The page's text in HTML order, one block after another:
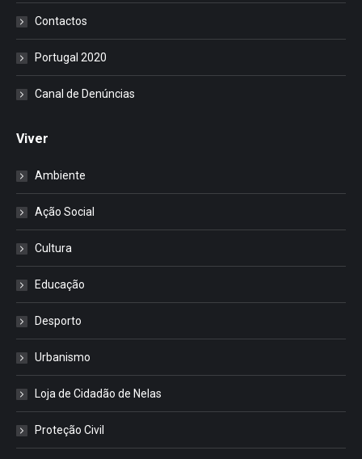
Contactos
Portugal 2020
Canal de Denúncias
Viver
Ambiente
Ação Social
Cultura
Educação
Desporto
Urbanismo
Loja de Cidadão de Nelas
Proteção Civil